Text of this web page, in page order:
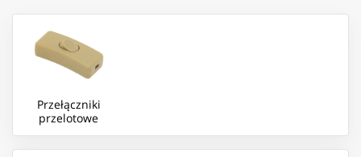
Przełączniki
przelotowe